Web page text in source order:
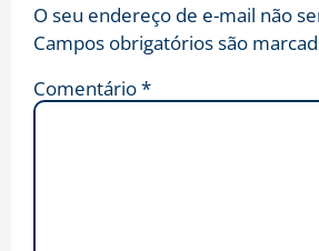
O seu endereço de e-mail não
Campos obrigatórios são
Comentário*